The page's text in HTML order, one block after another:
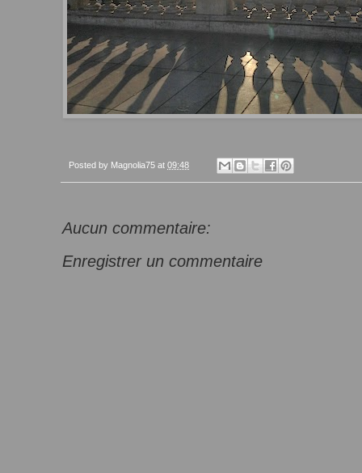
Posted by Magnolia75 at 09:48
Aucun commentaire:
Enregistrer un commentaire